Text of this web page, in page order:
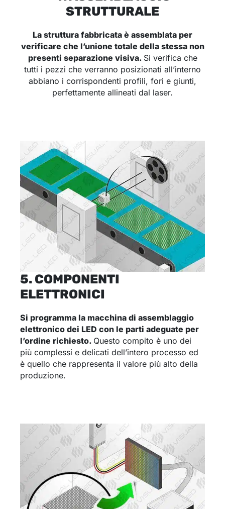
STRUTTURALE
La struttura fabbricata è assemblata per
verificare che l’unione totale della stessa non
presenti separazione visiva. Si verifica che
tutti i pezzi che verranno posizionati all’interno
abbiano i corrispondenti profili, fori e giunti,
perfettamente allineati dal laser.
5. COMPONENTI
ELETTRONICI
Si programma la macchina di assemblaggio
elettronico dei LED con le parti adeguate per
l’ordine richiesto. Questo compito è uno dei
più complessi e delicati dell’intero processo ed
è quello che rappresenta il valore più alto della
produzione.